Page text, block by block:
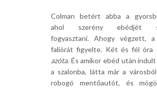
Colman betért abba a
ahol szerény ebédjét
fogyasztani. Ahogy végzett,
faliórát figyelte. Két és fél óra
azóta. És amikor ebéd után indult
a szalonba, látta már a
robogó mentőautót, és